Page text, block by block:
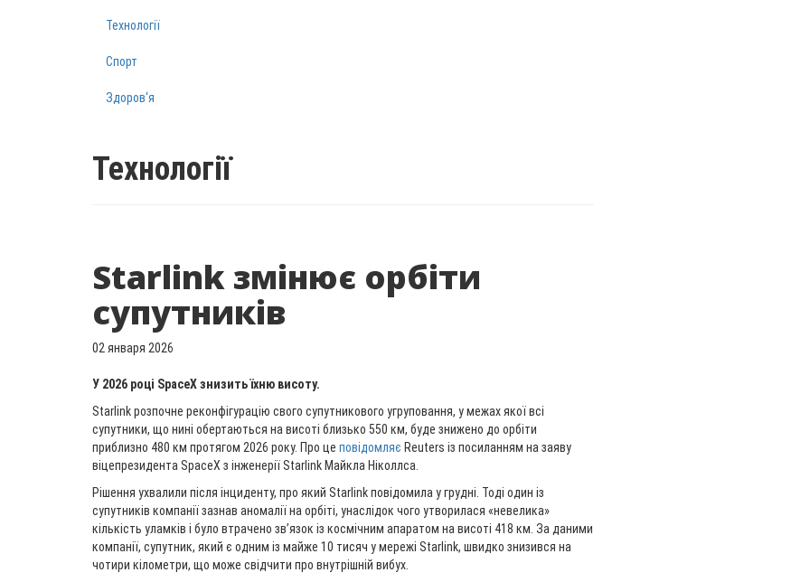
Технології
Спорт
Здоров‘я
Технології
Starlink змінює орбіти
супутників
02 января 2026
У 2026 році SpaceX знизить їхню висоту.
Starlink розпочне реконфігурацію свого супутникового угруповання, у межах якої всі
супутники, що нині обертаються на висоті близько 550 км, буде знижено до орбіти
приблизно 480 км протягом 2026 року. Про це повідомляє Reuters із посиланням на заяву
віцепрезидента SpaceX з інженерії Starlink Майкла Ніколлса.
Рішення ухвалили після інциденту, про який Starlink повідомила у грудні. Тоді один із
супутників компанії зазнав аномалії на орбіті, унаслідок чого утворилася «невелика»
кількість уламків і було втрачено зв’язок із космічним апаратом на висоті 418 км. За даними
компанії, супутник, який є одним із майже 10 тисяч у мережі Starlink, швидко знизився на
чотири кілометри, що може свідчити про внутрішній вибух.